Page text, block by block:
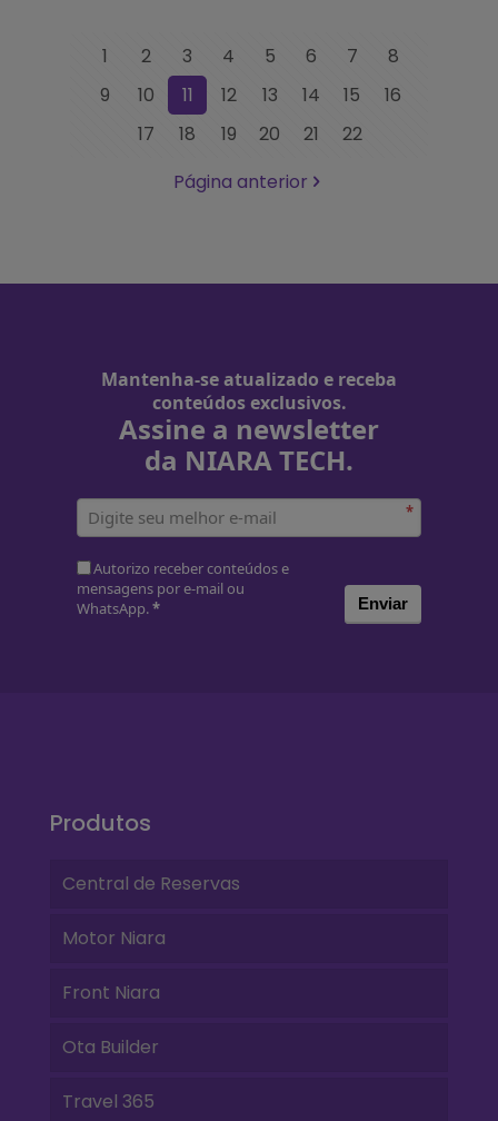
1 2 3 4 5 6 7
8
9
10 11 12 13 14 15
16
17
18 19 20 21
22
Página anterior
Mantenha-se atualizado e receba
conteúdos exclusivos.
Assine a newsletter
da NIARA TECH.
*
Autorizo receber conteúdos e
mensagens por e-mail ou
WhatsApp.* Enviar
Produtos
Central de Reservas
Motor Niara
Front Niara
Ota Builder
Travel 365